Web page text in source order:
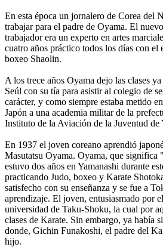
En esta época un jornalero de Corea del
trabajar para el padre de Oyama. El nuevo
trabajador era un experto en artes
cuatro años práctico todos los días con el
boxeo Shaolin.
A los trece años Oyama dejo las clases
Seúl con su tía para asistir al colegio de
carácter, y como siempre estaba metido
Japón a una academia militar de la
Instituto de la Aviación de la Juventud de
En 1937 el joven coreano aprendió
Masutatsu Oyama. Oyama, que significa
estuvo dos años en Yamanashi durante
practicando Judo, boxeo y Karate
satisfecho con su enseñanza y se fue a
aprendizaje. El joven, entusiasmado por
universidad de Taku-Shoku, la cual por
clases de Karate. Sin embargo, ya había
donde, Gichin Funakoshi, el padre del
hijo.